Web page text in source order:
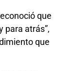
que
para atrás”,
que